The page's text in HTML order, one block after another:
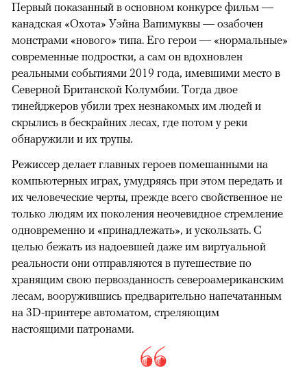
Первый показанный в основном конкурсе фильм —
канадская «Охота» Уэйна Вапимуквы — озабочен
монстрами «нового» типа. Его герои — «нормальные»
современные подростки, а сам он вдохновлен
реальными событиями 2019 года, имевшими место в
Северной Британской Колумбии. Тогда двое
тинейджеров убили трех незнакомых им людей и
скрылись в бескрайних лесах, где потом у реки
обнаружили и их трупы.
Режиссер делает главных героев помешанными на
компьютерных играх, умудряясь при этом передать и
их человеческие черты, прежде всего свойственное не
только людям их поколения неочевидное стремление
одновременно и «принадлежать», и ускользать. С
целью бежать из надоевшей даже им виртуальной
реальности они отправляются в путешествие по
хранящим свою первозданность североамериканским
лесам, вооружившись предварительно напечатанным
на 3D-принтере автоматом, стреляющим
настоящими патронами.